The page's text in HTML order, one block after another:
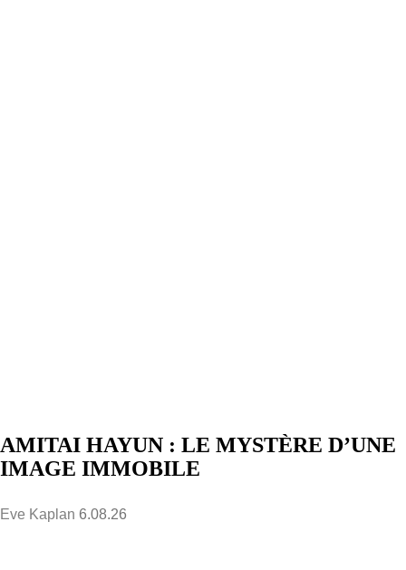
AMITAI HAYUN : LE MYSTÈRE D’UNE
IMAGE IMMOBILE
Eve Kaplan 6.08.26